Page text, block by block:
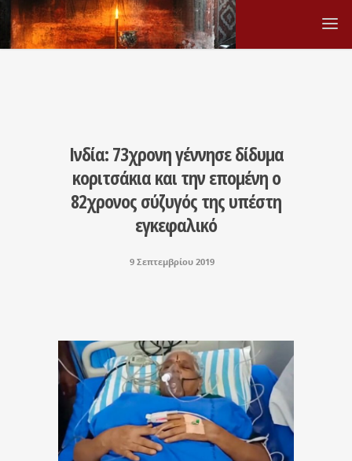
Ινδία: 73χρονη γέννησε δίδυμα
κοριτσάκια και την επομένη ο
82χρονος σύζυγός της υπέστη
εγκεφαλικό
9 Σεπτεμβρίου 2019